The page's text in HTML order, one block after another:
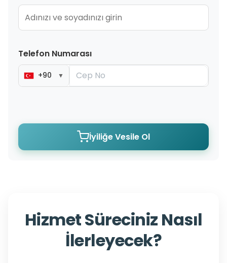
Telefon Numarası
+90 ▼
İyiliğe Vesile Ol
Hizmet Süreciniz Nasıl
İlerleyecek?